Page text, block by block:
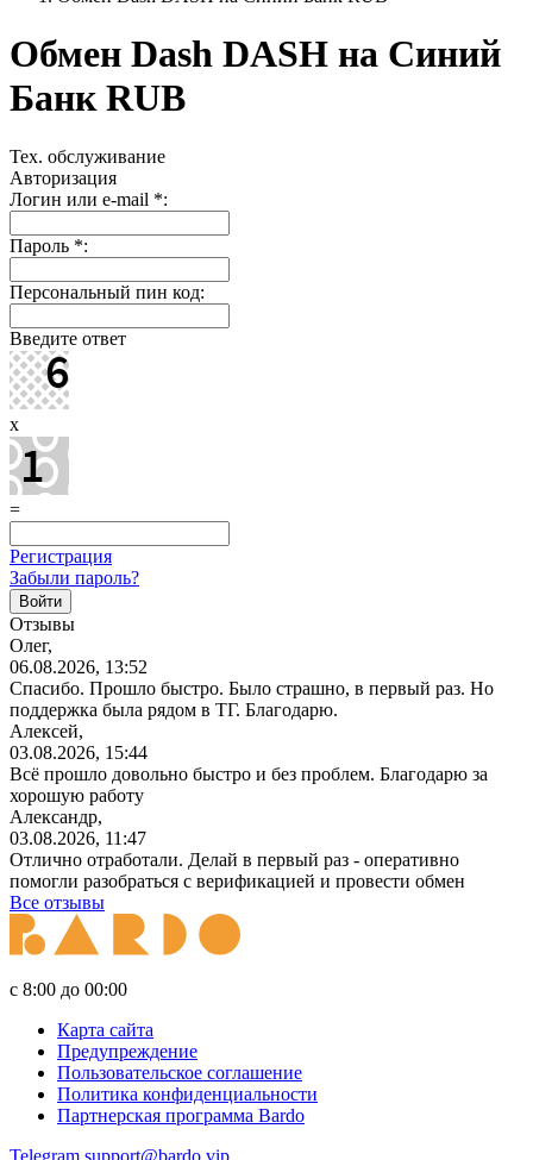
Обмен Dash DASH на Синий
Банк RUB
Тех. обслуживание
Авторизация
Логин или e-mail *:
Пароль *:
Персональный пин код:
Введите ответ
x
=
Регистрация
Забыли пароль?
Отзывы
Олег,
06.08.2026, 13:52
Спасибо. Прошло быстро. Было страшно, в первый раз. Но
поддержка была рядом в ТГ. Благодарю.
Алексей,
03.08.2026, 15:44
Всё прошло довольно быстро и без проблем. Благодарю за
хорошую работу
Александр,
03.08.2026, 11:47
Отлично отработали. Делай в первый раз - оперативно
помогли разобраться с верификацией и провести обмен
Все отзывы
с 8:00 до 00:00
Карта сайта
Предупреждение
Пользовательское соглашение
Политика конфиденциальности
Партнерская программа Bardo
Telegram support@bardo.vip